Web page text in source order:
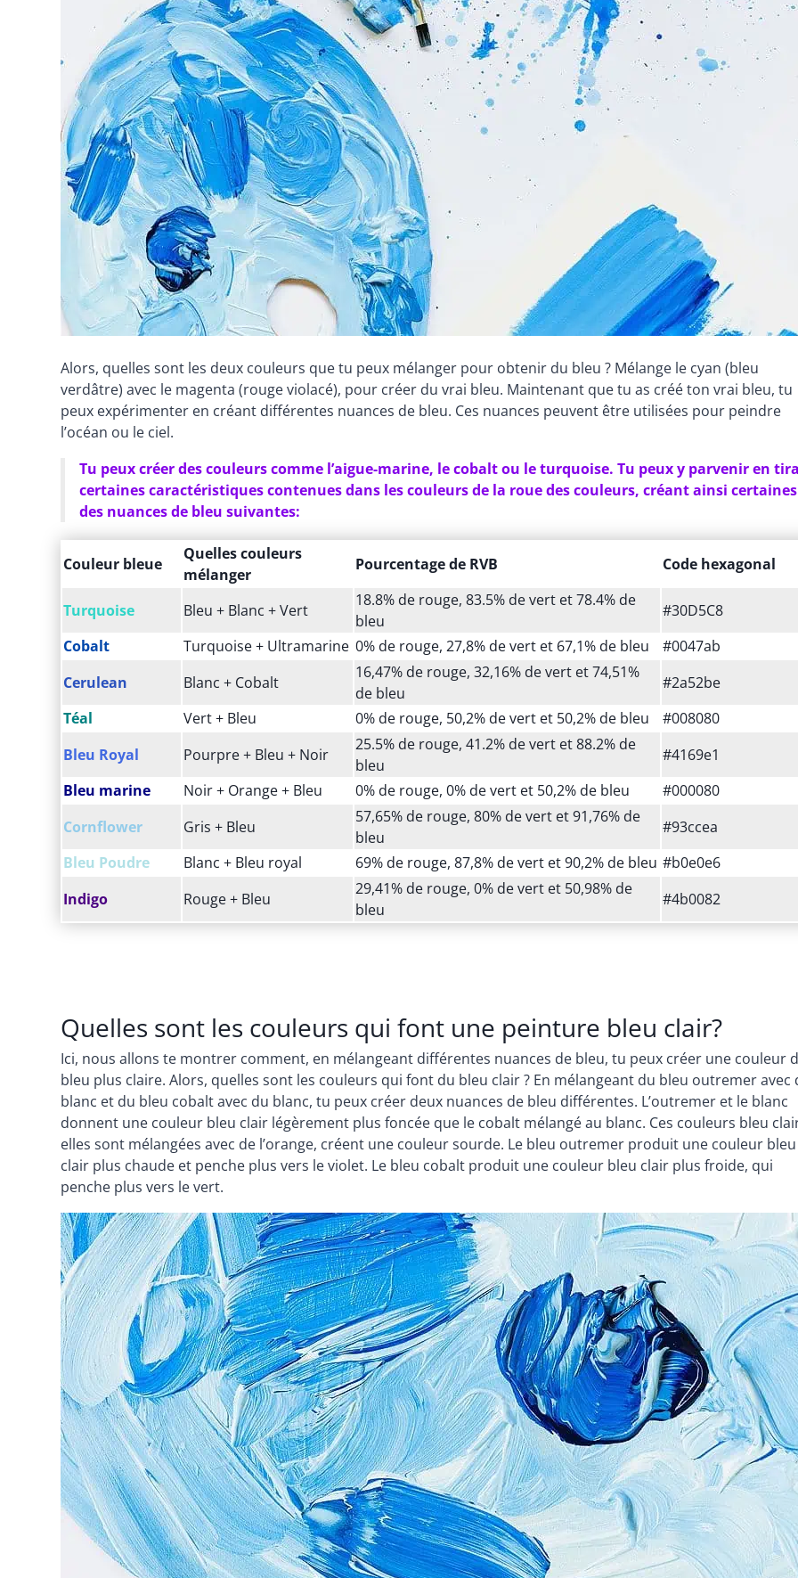
Alors, quelles sont les deux couleurs que tu peux mélanger pour obtenir du bleu ? Mélange le cyan (bleu
verdâtre) avec le magenta (rouge violacé), pour créer du vrai bleu. Maintenant que tu as créé ton vrai bleu, tu
peux expérimenter en créant différentes nuances de bleu. Ces nuances peuvent être utilisées pour peindre
l’océan ou le ciel.
Tu peux créer des couleurs comme l’aigue-marine, le cobalt ou le turquoise. Tu peux y parvenir en
certaines caractéristiques contenues dans les couleurs de la roue des couleurs, créant ainsi certaines
des nuances de bleu suivantes:
Couleur bleue
Quelles couleurs
mélanger
Pourcentage de RVB Code hexagonal
Turquoise Bleu + Blanc + Vert
18.8% de rouge, 83.5% de vert et 78.4% de
bleu
#30D5C8
Cobalt
Turquoise + Ultramarine 0% de rouge, 27,8% de vert et 67,1% de bleu
#0047ab
Cerulean
Blanc + Cobalt
16,47% de rouge, 32,16% de vert et 74,51%
de bleu
#2a52be
Téal
Vert + Bleu 0% de rouge, 50,2% de vert et 50,2% de bleu
#008080
Bleu Royal
Pourpre + Bleu + Noir
25.5% de rouge, 41.2% de vert et 88.2% de
bleu
#4169e1
Bleu marine
Noir + Orange + Bleu 0% de rouge, 0% de vert et 50,2% de bleu
#000080
Cornflower
Gris + Bleu
57,65% de rouge, 80% de vert et 91,76% de
bleu
#93ccea
Bleu Poudre
Blanc + Bleu royal 69% de rouge, 87,8% de vert et 90,2% de bleu #b0e0e6
Indigo
Rouge + Bleu
29,41% de rouge, 0% de vert et 50,98% de
bleu
#4b0082
Quelles sont les couleurs qui font une peinture bleu clair?
Ici, nous allons te montrer comment, en mélangeant différentes nuances de bleu, tu peux créer une couleur
bleu plus claire. Alors, quelles sont les couleurs qui font du bleu clair ? En mélangeant du bleu outremer avec
blanc et du bleu cobalt avec du blanc, tu peux créer deux nuances de bleu différentes. L’outremer et le blanc
donnent une couleur bleu clair légèrement plus foncée que le cobalt mélangé au blanc. Ces couleurs bleu
elles sont mélangées avec de l’orange, créent une couleur sourde. Le bleu outremer produit une couleur bleu
clair plus chaude et penche plus vers le violet. Le bleu cobalt produit une couleur bleu clair plus froide, qui
penche plus vers le vert.